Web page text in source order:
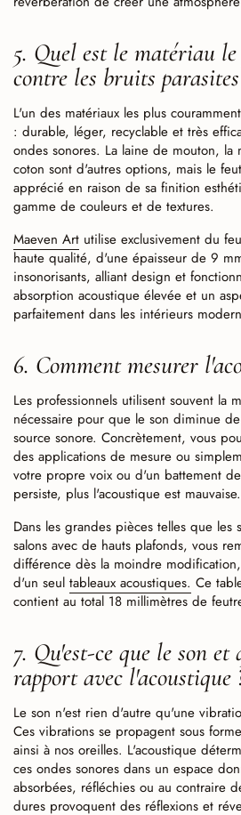
5. Quel est le matériau
contre les bruits
L'un des matériaux les plus
: durable, léger, recyclable et très
ondes sonores. La laine de mouton, la
coton sont d'autres options, mais le
apprécié en raison de sa finition
gamme de couleurs et de textures.
Maeven Art utilise exclusivement du
haute qualité, d'une épaisseur de 9
insonorisants, alliant design et
absorption acoustique élevée et un
parfaitement dans les intérieurs
6. Comment mesurer
Les professionnels utilisent souvent la
nécessaire pour que le son diminue
source sonore. Concrètement, vous
des applications de mesure ou
votre propre voix ou d'un battement
persiste, plus l'acoustique est mauvaise.
Dans les grandes pièces telles que les
salons avec de hauts plafonds, vous
différence dès la moindre
d'un seul tableaux acoustiques. Ce
contient au total 18 millimètres de
7. Qu'est-ce que le son et
rapport avec l'acoustique
Le son n'est rien d'autre qu'une
Ces vibrations se propagent sous
ainsi à nos oreilles. L'acoustique
ces ondes sonores dans un espace
absorbées, réfléchies ou au contraire
dures provoquent des réflexions et